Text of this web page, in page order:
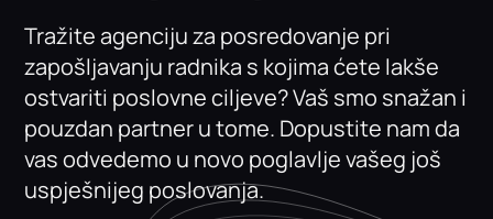
Tražite agenciju za posredovanje pri
zapošljavanju radnika s kojima ćete lakše
ostvariti poslovne ciljeve? Vaš smo snažan i
pouzdan partner u tome. Dopustite nam da
vas odvedemo u novo poglavlje vašeg još
uspješnijeg poslovanja.